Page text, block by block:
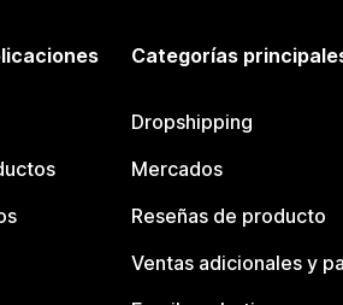
Categorías
Dropshipping
Mercados
Reseñas de producto
Ventas adicionales y